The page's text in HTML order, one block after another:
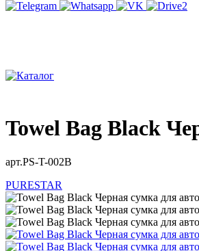
Towel Bag Black
арт.PS-T-002B
PURESTAR